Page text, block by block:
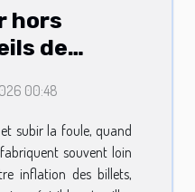
hors
de
00:48
subir la foule, quand
souvent loin
inflation des billets,